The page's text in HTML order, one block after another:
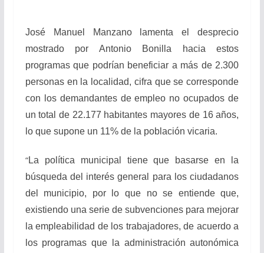
José Manuel Manzano lamenta el desprecio
mostrado por Antonio Bonilla hacia estos
programas que podrían beneficiar a más de 2.300
personas en la localidad, cifra que se corresponde
con los demandantes de empleo no ocupados de
un total de 22.177 habitantes mayores de 16 años,
lo que supone un 11% de la población vicaria.
“La política municipal tiene que basarse en la
búsqueda del interés general para los ciudadanos
del municipio, por lo que no se entiende que,
existiendo una serie de subvenciones para mejorar
la empleabilidad de los trabajadores, de acuerdo a
los programas que la administración autonómica